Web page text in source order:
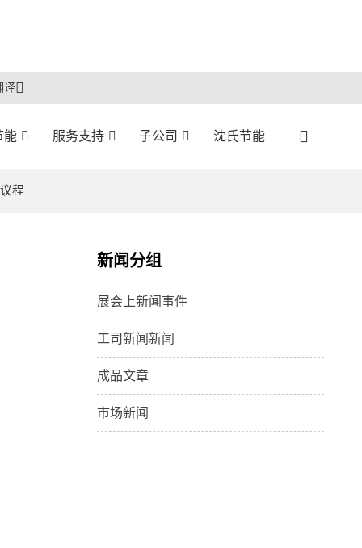
译
能 服务支持 子公司 沈氏节能
程
新闻分组
展会上新闻事件
工司新闻新闻
成品文章
市场新闻